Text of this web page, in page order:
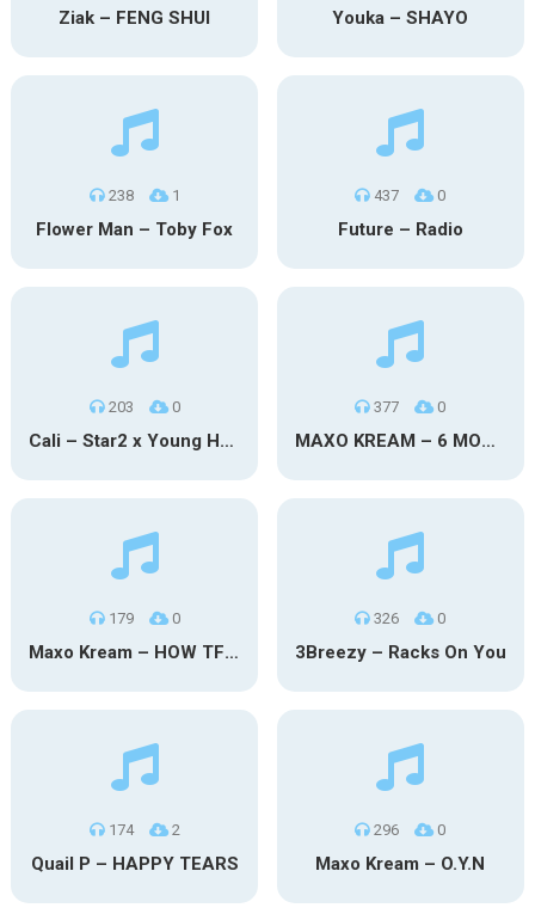
Ziak – FENG SHUI Youka – SHAYO
238 1
Flower Man – Toby Fox
437 0
Future – Radio
203 0
Cali – Star2 x Young Henny
377 0
MAXO KREAM – 6 MONTHS CLEAN
179 0
Maxo Kream – HOW TF I’M LUCKY
326 0
3Breezy – Racks On You
174 2
Quail P – HAPPY TEARS
296 0
Maxo Kream – O.Y.N